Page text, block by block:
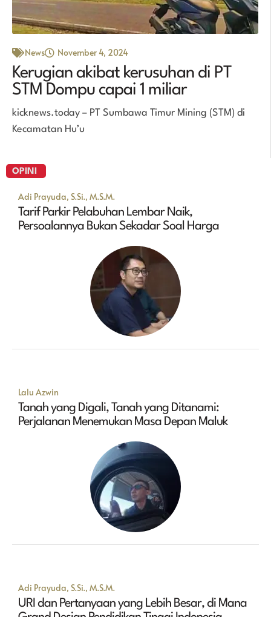
News November 4, 2024
Kerugian akibat kerusuhan di PT
STM Dompu capai 1 miliar
kicknews.today – PT Sumbawa Timur Mining (STM) di
Kecamatan Hu’u
OPINI
Adi Prayuda, S.Si., M.S.M.
Tarif Parkir Pelabuhan Lembar Naik,
Persoalannya Bukan Sekadar Soal Harga
Lalu Azwin
Tanah yang Digali, Tanah yang Ditanami:
Perjalanan Menemukan Masa Depan Maluk
Adi Prayuda, S.Si., M.S.M.
URI dan Pertanyaan yang Lebih Besar, di Mana